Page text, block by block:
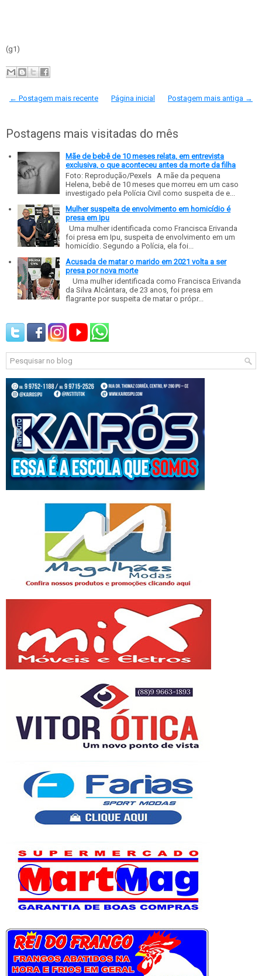
(g1)
← Postagem mais recente Postagem mais antiga →
Página inicial
Postagens mais visitadas do mês
Mãe de bebê de 10 meses relata, em entrevista
exclusiva, o que aconteceu antes da morte da filha
Foto: Reprodução/Pexels A mãe da pequena
Helena, bebê de 10 meses que morreu em um caso
investigado pela Polícia Civil como suspeita de e...
Mulher suspeita de envolvimento em homicídio é
presa em Ipu
Uma mulher identificada como Francisca Erivanda
foi presa em Ipu, suspeita de envolvimento em um
homicídio. Segundo a Polícia, ela foi...
Acusada de matar o marido em 2021 volta a ser
presa por nova morte
Uma mulher identificada como Francisca Erivanda
da Silva Alcântara, de 23 anos, foi presa em
flagrante por suspeita de matar o própr...